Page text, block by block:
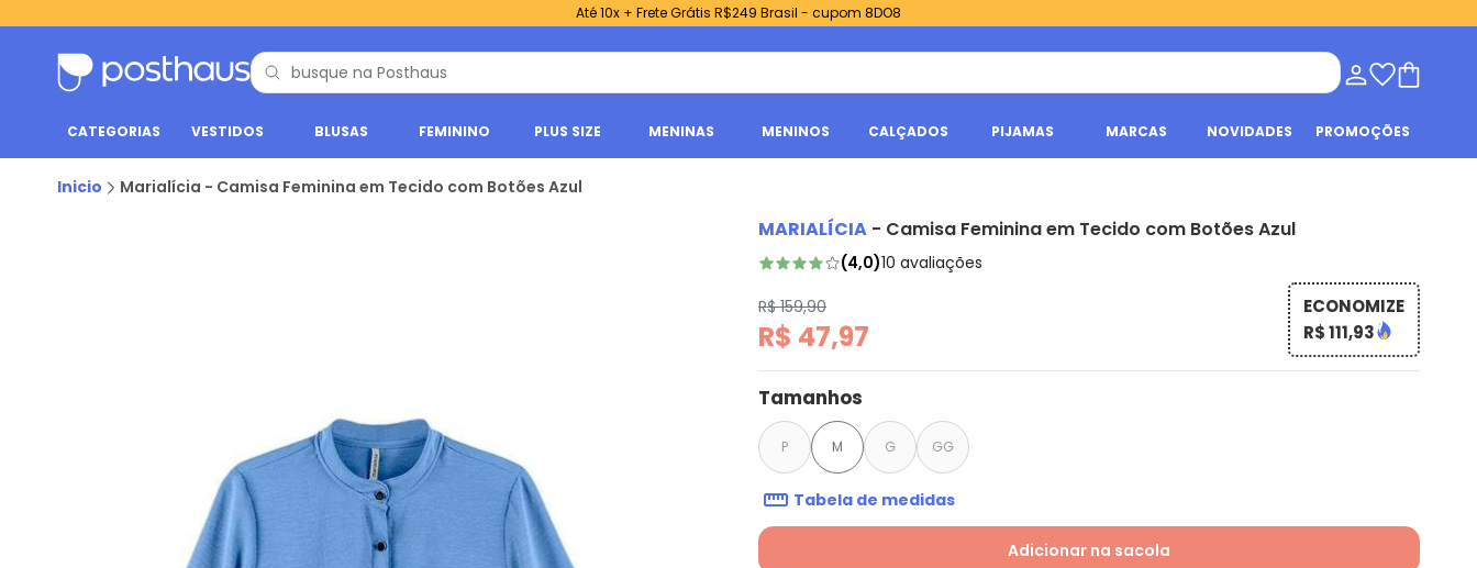
Até 10x + Frete Grátis R$249 Brasil - cupom 8DO8
CATEGORIAS VESTIDOS BLUSAS FEMININO PLUS SIZE MENINAS MENINOS CALÇADOS PIJAMAS MARCAS NOVIDADES PROMOÇÕES
Inicio Marialícia - Camisa Feminina em Tecido com Botões Azul
MARIALÍCIA - Camisa Feminina em Tecido com Botões Azul
(4,0)10 avaliações
R$ 159,90
R$ 47,97
ECONOMIZE
R$ 111,93
Tamanhos
P M G GG
Tabela de medidas
Adicionar na sacola